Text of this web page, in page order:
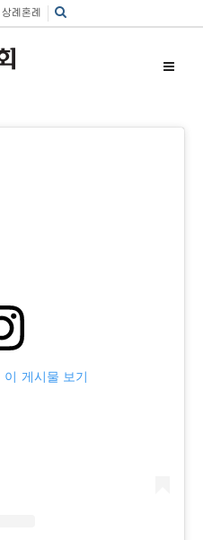
상례혼례
게시물 보기